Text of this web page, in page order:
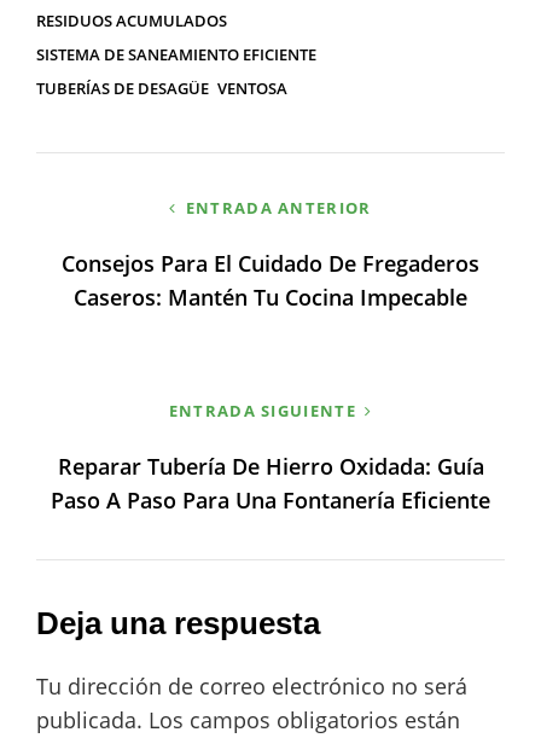
RESIDUOS ACUMULADOS
SISTEMA DE SANEAMIENTO EFICIENTE
TUBERÍAS DE DESAGÜE VENTOSA
entradas
ENTRADA ANTERIOR
Consejos Para El Cuidado De Fregaderos
Caseros: Mantén Tu Cocina Impecable
ENTRADA SIGUIENTE
Reparar Tubería De Hierro Oxidada: Guía
Paso A Paso Para Una Fontanería Eficiente
Deja una respuesta
Tu dirección de correo electrónico no será
publicada. Los campos obligatorios están